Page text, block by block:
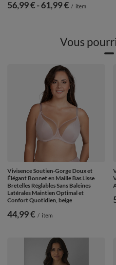
de
56,99 €-vers le bas
61,99 € / item
Vous
Vivisence Soutien-Gorge Doux et
Élégant Bonnet en Maille Bas Lisse
Bretelles Réglables Sans Baleines
Latérales Maintien Optimal et
Confort Quotidien, beige
44,99 € / item